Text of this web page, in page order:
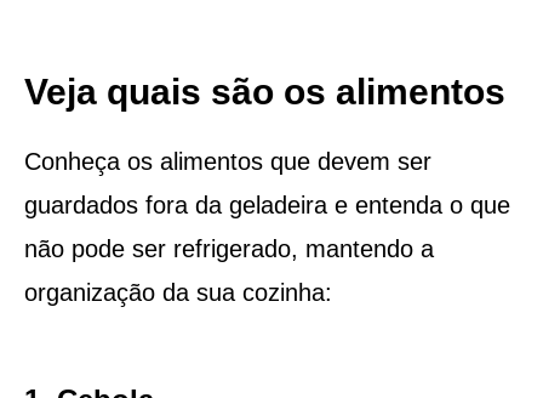
Veja quais são os alimentos
Conheça os alimentos que devem ser
guardados fora da geladeira e entenda o que
não pode ser refrigerado, mantendo a
organização da sua cozinha: